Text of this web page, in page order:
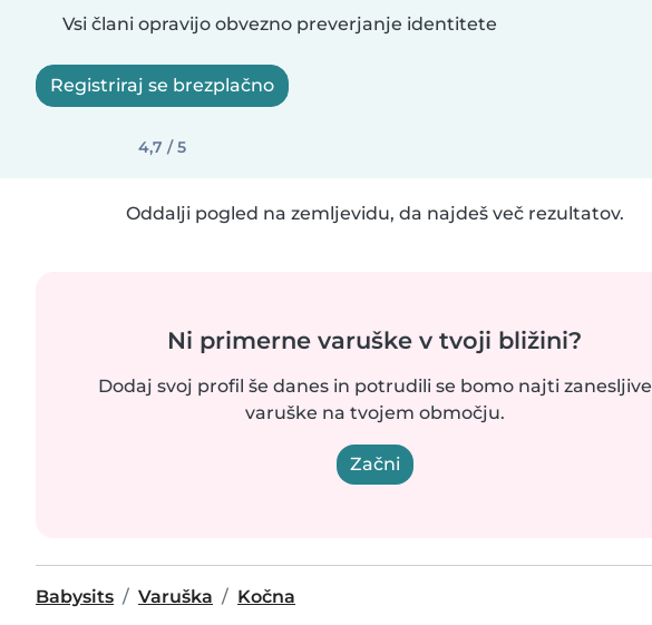
Vsi člani opravijo obvezno preverjanje identitete
Registriraj se brezplačno
4,7 / 5
Oddalji pogled na zemljevidu, da najdeš več rezultatov.
Ni primerne varuške v tvoji bližini?
Dodaj svoj profil še danes in potrudili se bomo najti zanesljive
varuške na tvojem območju.
Začni
Babysits Varuška Kočna